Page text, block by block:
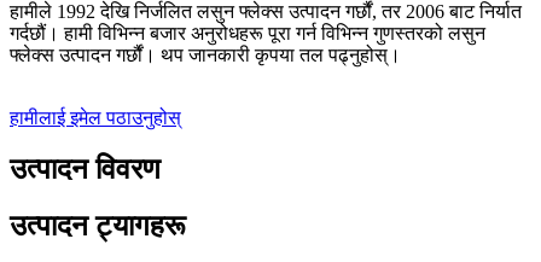
हामीले 1992 देखि निर्जलित लसुन फ्लेक्स उत्पादन गर्छौं, तर 2006 बाट निर्यात
गर्दछौं। हामी विभिन्न बजार अनुरोधहरू पूरा गर्न विभिन्न गुणस्तरको लसुन
फ्लेक्स उत्पादन गर्छौं। थप जानकारी कृपया तल पढ्नुहोस्।
हामीलाई इमेल पठाउनुहोस्
उत्पादन विवरण
उत्पादन ट्यागहरू